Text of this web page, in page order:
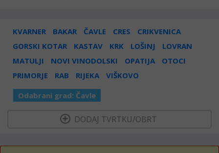
KVARNER BAKAR ČAVLE CRES
CRIKVENICA
GORSKI KOTAR
KASTAV KRK LOŠINJ
LOVRAN
MATULJI
NOVI VINODOLSKI OPATIJA
OTOCI
PRIMORJE
RAB RIJEKA VIŠKOVO
Odabrani grad: Čavle
DODAJ TVRTKU/OBRT